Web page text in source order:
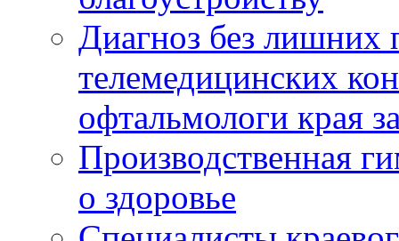
Диагноз без лишних
телемедицинских
офтальмологи края
Производственная
о здоровье